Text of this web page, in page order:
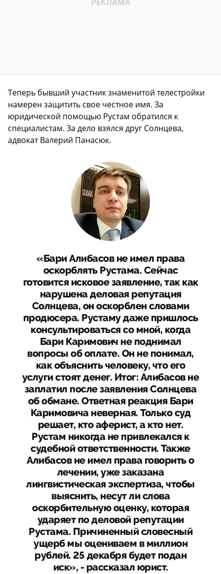
Теперь бывший участник знаменитой телестройки
намерен защитить свое честное имя. За
юридической помощью Рустам обратился к
специалистам. За дело взялся друг Солнцева,
адвокат Валерий Панасюк.
«Бари Алибасов не имел права
оскорблять Рустама. Сейчас
готовится исковое заявление, так как
нарушена деловая репутация
Солнцева, он оскорблен словами
продюсера. Рустаму даже пришлось
консультироваться со мной, когда
Бари Каримович не поднимал
вопросы об оплате. Он не понимал,
как объяснить человеку, что его
услуги стоят денег. Итог: Алибасов не
заплатил после заявления Солнцева
об обмане. Ответная реакция Бари
Каримовича неверная. Только суд
решает, кто аферист, а кто нет.
Рустам никогда не привлекался к
судебной ответственности. Также
Алибасов не имел права говорить о
лечении, уже заказана
лингвистическая экспертиза, чтобы
выяснить, несут ли слова
оскорбительную оценку, которая
ударяет по деловой репутации
Рустама. Причиненный словесный
ущерб мы оцениваем в миллион
рублей. 25 декабря будет подан
иск», - рассказал юрист.